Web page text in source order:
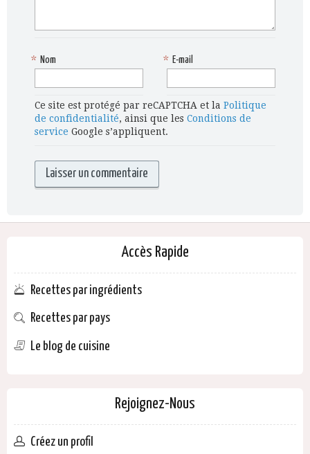
Nom
* E-mail
*
Ce site est protégé par reCAPTCHA et la Politique
de confidentialité, ainsi que les Conditions de
service Google s’appliquent.
Accès Rapide
Recettes par ingrédients
Recettes par pays
Le blog de cuisine
Rejoignez-Nous
Créez un profil